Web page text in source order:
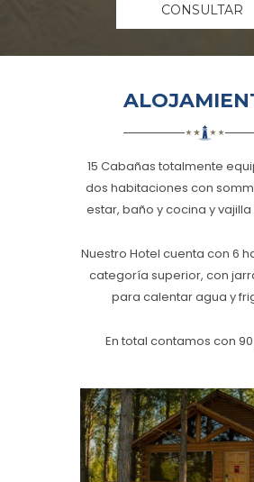
CONSULTAR
15 Cabañas totalmente
dos habitaciones con
estar, baño y cocina y
Nuestro Hotel cuenta con 6
categoría superior, con
para calentar agua y
En total contamos con